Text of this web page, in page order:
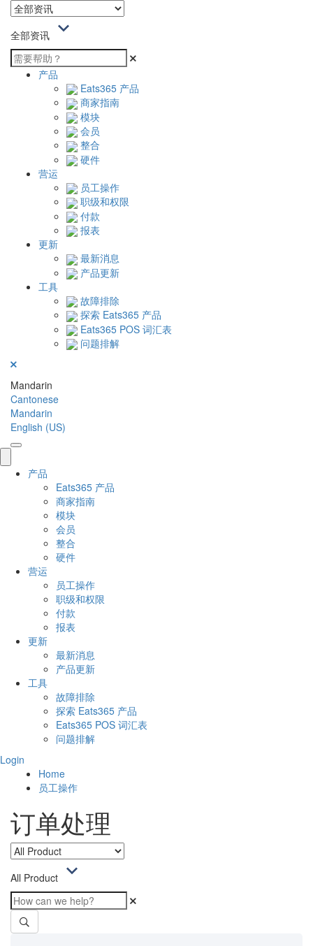
全部资讯
产品
Eats365 产品
商家指南
模块
会员
整合
硬件
营运
员工操作
职级和权限
付款
报表
更新
最新消息
产品更新
工具
故障排除
探索 Eats365 产品
Eats365 POS 词汇表
问题排解
Mandarin
Cantonese
Mandarin
English (US)
产品
Eats365 产品
商家指南
模块
会员
整合
硬件
营运
员工操作
职级和权限
付款
报表
更新
最新消息
产品更新
工具
故障排除
探索 Eats365 产品
Eats365 POS 词汇表
问题排解
Login
Home
员工操作
订单处理
All Product